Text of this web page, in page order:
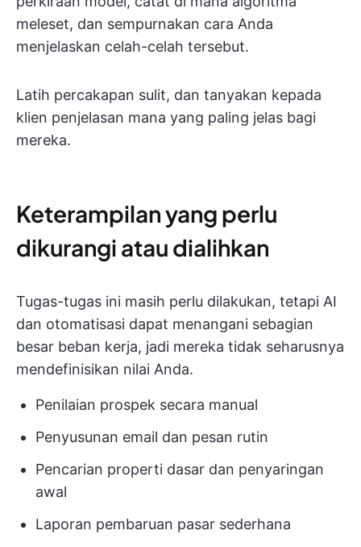
meleset, dan sempurnakan cara Anda
menjelaskan celah-celah tersebut.
Latih percakapan sulit, dan tanyakan kepada
klien penjelasan mana yang paling jelas bagi
mereka.
Keterampilan yang perlu
dikurangi atau dialihkan
Tugas-tugas ini masih perlu dilakukan, tetapi AI
dan otomatisasi dapat menangani sebagian
besar beban kerja, jadi mereka tidak seharusnya
mendefinisikan nilai Anda.
Penilaian prospek secara manual
Penyusunan email dan pesan rutin
Pencarian properti dasar dan penyaringan
awal
Laporan pembaruan pasar sederhana